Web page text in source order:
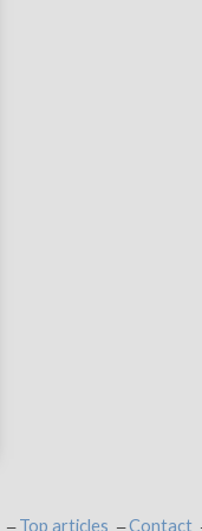
Top articles Contact